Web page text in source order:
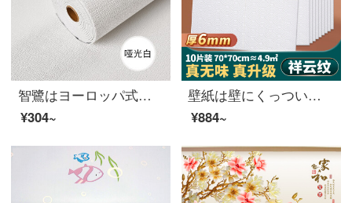
智鷺はヨーロッパ式の壁にくっついてから新しい壁を張り、壁に貼り付けます。三次元シームレスに壁紙を貼り付けます。防水、粘着壁に貼り付けます。壁紙を貼ります。寝室のリビングルームのテレビの背景壁は白いです。YM-01（0.5 m*2.8 m）
¥304~
壁紙は壁にくっついてから天井壁に壁を貼って、寝室の暖かい背景壁に壁紙を貼って、防水泡シールの祥雲模様の天井の厚さは6 mm 10枚で約4.9㎡です。
¥884~